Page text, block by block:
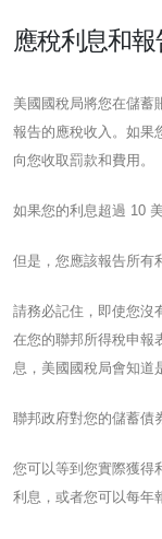
應稅利息和
美國國稅局將您在儲蓄
報告的應稅收入。如果
向您收取罰款和費用。
如果您的利息超過 10
但是，您應該報告所有
請務必記住，即使您沒
在您的聯邦所得稅申報
息，美國國稅局會知道
聯邦政府對您的儲蓄債
您可以等到您實際獲得
利息，或者您可以每年